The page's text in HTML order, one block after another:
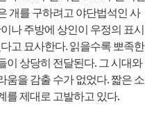
개를 구하려고 야단법석인 사
나 주방에 상인이 우정의 표시
고 묘사한다. 읽을수록 뽀족한
이 상당히 전달된다. 그 시대와
움을 감출 수가 없었다. 짧은 소
를 제대로 고발하고 있다.